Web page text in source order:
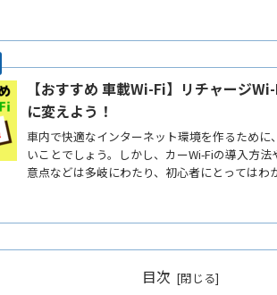
【おすすめ 車載Wi-Fi】リチャージ
に変えよう！
車内で快適なインターネット環境を作るために
いことでしょう。しかし、カーWi-Fiの導入方
意点などは多岐にわたり、初心者にとってはわ
目次